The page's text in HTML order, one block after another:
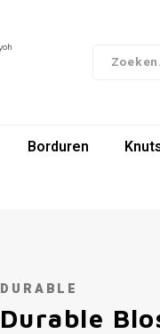
Borduren
DURABLE
Durable